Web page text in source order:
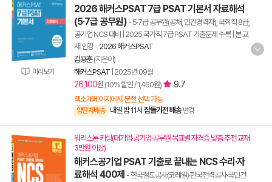
미리보기
2026 해커스PSAT 7급 PSAT 기본서 자료해석
(5·7급 공무원) - 5·7급 공무원(공채, 민간경력자), 국회직 8급,
공기업 NCS 대비 | 2025 국가직 7급 PSAT 기출문제 수록 | 본 교
재 인강- 2026 해커스PSAT
김용훈(지은이)
해커스PSAT 2025년 09월
26,100원 (10% 할인 / 1,450원) 9.7
책소개페이지에서 분철 선택 가능
양탄자배송 내일 밤 11시 잠들기전 배송 변경
워리스톤 키링(대기업·공기업·공무원 목표별 자격증 맞춤 추천 교재
3만원 이상)
해커스공기업 PSAT 기출로 끝내는 NCS 수리·자
료해석 400제 - 한국철도공사(코레일)·한국전력공사·국민건